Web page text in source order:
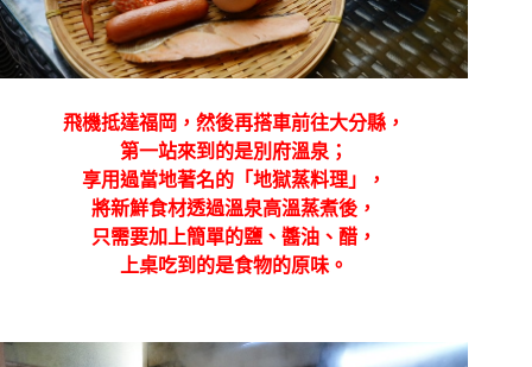
飛機抵達福岡，然後再搭車前往大分縣，
第一站來到的是別府溫泉；
享用過當地著名的「地獄蒸料理」，
將新鮮食材透過溫泉高溫蒸煮後，
只需要加上簡單的鹽、醬油、醋，
上桌吃到的是食物的原味。